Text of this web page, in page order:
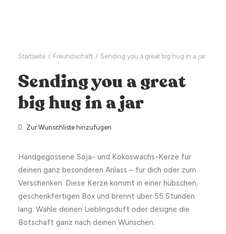
Startseite Freundschaft Sending you a great big hug in a jar
Sending you a great
big hug in a jar
Zur Wunschliste hinzufügen
Handgegossene Soja- und Kokoswachs-Kerze für
deinen ganz besonderen Anlass – für dich oder zum
Verschenken. Diese Kerze kommt in einer hübschen,
geschenkfertigen Box und brennt über 55 Stunden
lang. Wähle deinen Lieblingsduft oder designe die
Botschaft ganz nach deinen Wünschen.